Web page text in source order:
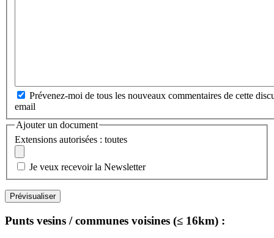
Prévenez-moi de tous les nouveaux commentaires de cette
email
Ajouter un document
Extensions autorisées : toutes
Je veux recevoir la Newsletter
Punts vesins / communes voisines (≤ 16km) :